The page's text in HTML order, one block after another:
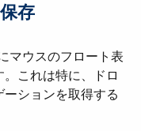
存
マウスのフロート表
これは特に、ドロ
ションを取得する